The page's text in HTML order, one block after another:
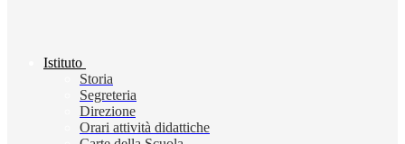
Istituto
Storia
Segreteria
Direzione
Orari attività didattiche